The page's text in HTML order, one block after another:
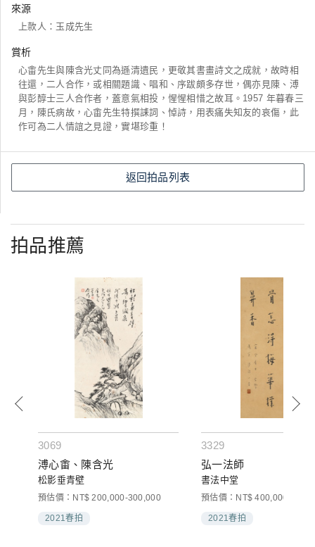
來源
上款人：玉成先生
賞析
心畬先生與陳含光丈同為遜清遺民，更敬其書畫詩文之成就，故時相
往還，二人合作，或相關題識、唱和、序跋頗多存世，偶亦見陳、溥
與彭醇士三人合作者，蓋意氣相投，惺惺相惜之故耳。1957 年暮春三
月，陳氏病故，心畬先生特撰誄詞、悼詩，用表痛失知友的哀傷，此
作可為二人情誼之見證，實堪珍重！
返回拍品列表
拍品推薦
3069
溥心畬、陳含光
松影垂青壁
預估價：NT$ 200,000-300,000
2021春拍
3329
弘一法師
書法中堂
預估價：NT$ 400,000-
2021春拍